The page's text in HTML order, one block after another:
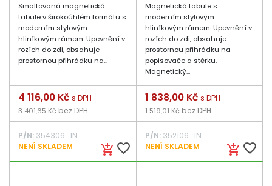
Smaltovaná magnetická
tabule v širokoúhlém formátu s
moderním stylovým
hliníkovým rámem. Upevnění v
rozích do zdi, obsahuje
prostornou přihrádku na...
add_shopping_cart favorite_border
Cena
4 116,00 Kč s DPH
3 401,65 Kč bez DPH
P/N: 354306_IN
NENÍ SKLADEM
Magnetická tabule s
moderním stylovým
hliníkovým rámem. Upevnění v
rozích do zdi, obsahuje
prostornou přihrádku na
popisovače a stěrku.
Magnetický...
add_shopping_cart favorite_border
Cena
1 838,00 Kč s DPH
1 519,01 Kč bez DPH
P/N:352106_IN
NENÍ SKLADEM